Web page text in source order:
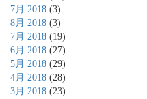
7月 2018 (3)
8月 2018 (3)
7月 2018 (19)
6月 2018 (27)
5月 2018 (29)
4月 2018 (28)
3月 2018 (23)